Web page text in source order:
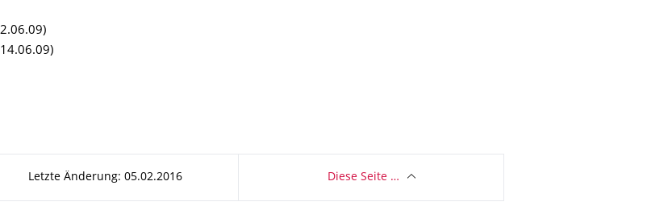
Letzte Änderung: 05.02.2016 Diese Seite …